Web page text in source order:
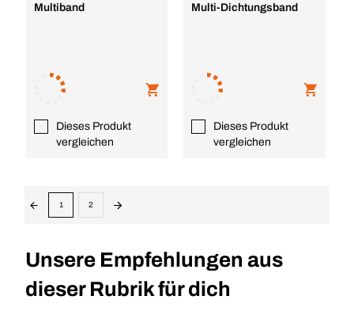
Multiband
Dieses Produkt
vergleichen
Multi-Dichtungsband
Dieses Produkt
vergleichen
1 2
Unsere Empfehlungen aus
dieser Rubrik für dich